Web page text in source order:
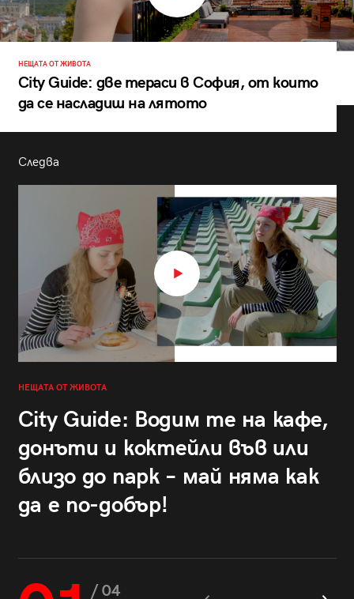
НЕЩАТА ОТ ЖИВОТА
City Guide: две тераси в София, от които
да се насладиш на лятото
Следва
НЕЩАТА ОТ ЖИВОТА
City Guide: Водим те на кафе,
донъти и коктейли във или
близо до парк – май няма как
да е по-добър!
/ 04